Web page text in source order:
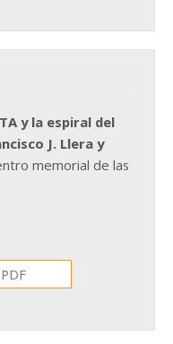
y la espiral del
J. Llera y
memorial de las